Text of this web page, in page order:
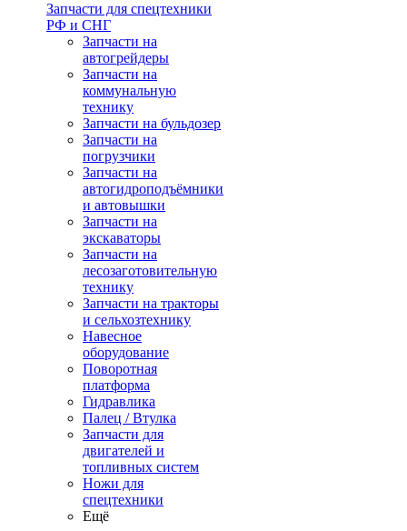
Запчасти для спецтехники
РФ и СНГ
Запчасти на
автогрейдеры
Запчасти на
коммунальную
технику
Запчасти на бульдозер
Запчасти на
погрузчики
Запчасти на
автогидроподъёмники
и автовышки
Запчасти на
экскаваторы
Запчасти на
лесозаготовительную
технику
Запчасти на тракторы
и сельхозтехнику
Навесное
оборудование
Поворотная
платформа
Гидравлика
Палец / Втулка
Запчасти для
двигателей и
топливных систем
Ножи для
спецтехники
Ещё